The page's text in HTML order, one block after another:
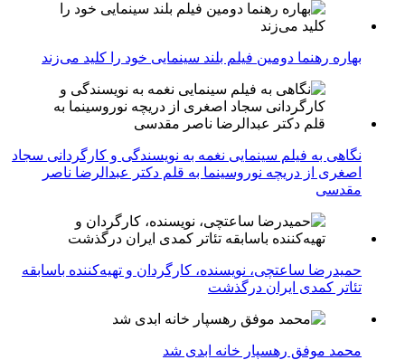
بهاره رهنما دومین فیلم بلند سینمایی خود را کلید می‌زند
نگاهی به فیلم سینمایی نغمه به نویسندگی و کارگردانی سجاد
اصغری از دریچه نوروسینما به قلم دکتر عبدالرضا ناصر
مقدسی
حمیدرضا ساعتچی، نویسنده، کارگردان و تهیه‌کننده باسابقه
تئاتر کمدی ایران درگذشت
محمد موفق رهسپار خانه ابدی شد